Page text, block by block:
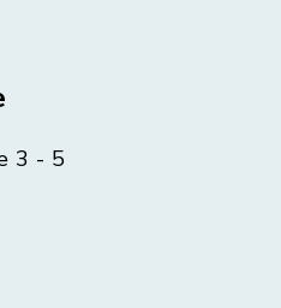
3 - 5